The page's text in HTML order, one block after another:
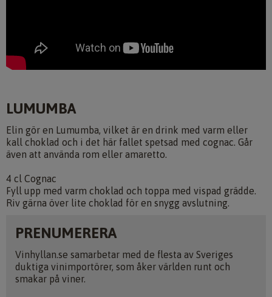
LUMUMBA
Elin gör en Lumumba, vilket är en drink med varm eller
kall choklad och i det här fallet spetsad med cognac. Går
även att använda rom eller amaretto.
4 cl Cognac
Fyll upp med varm choklad och toppa med vispad grädde.
Riv gärna över lite choklad för en snygg avslutning.
PRENUMERERA
Vinhyllan.se samarbetar med de flesta av Sveriges
duktiga vinimportörer, som åker världen runt och
smakar på viner.